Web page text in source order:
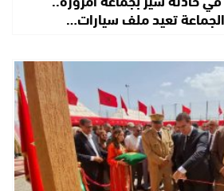
تعيد ملف سيارات…